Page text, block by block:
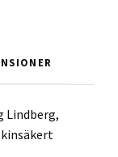
Lindberg,